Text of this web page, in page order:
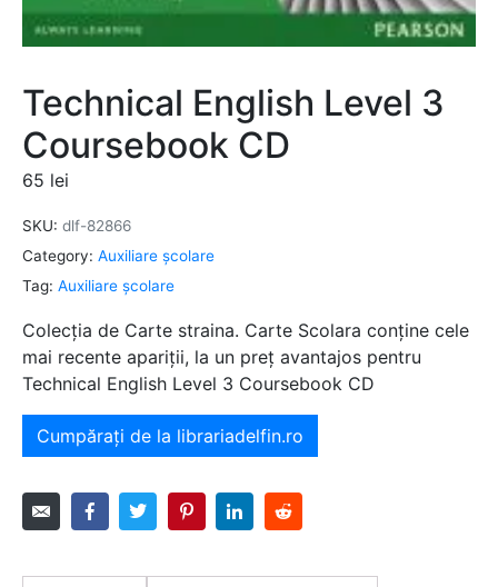
Technical English Level 3
Coursebook CD
65 lei
SKU: dlf-82866
Category: Auxiliare şcolare
Tag: Auxiliare şcolare
Colecția de Carte straina. Carte Scolara conține cele
mai recente apariții, la un preț avantajos pentru
Technical English Level 3 Coursebook CD
Cumpărați de la librariadelfin.ro